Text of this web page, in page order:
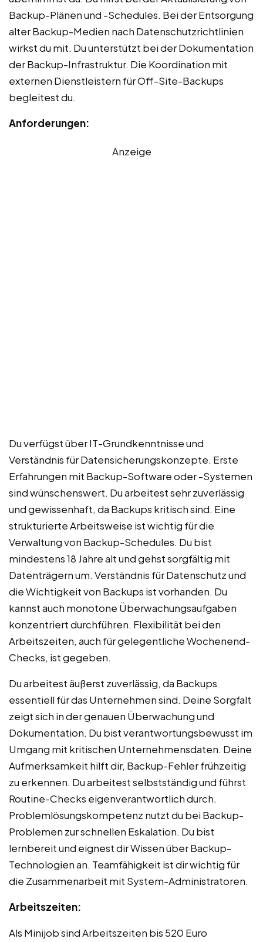
Backup-Plänen und -Schedules. Bei der Entsorgung
alter Backup-Medien nach Datenschutzrichtlinien
wirkst du mit. Du unterstützt bei der Dokumentation
der Backup-Infrastruktur. Die Koordination mit
externen Dienstleistern für Off-Site-Backups
begleitest du.
Anforderungen:
Anzeige
Du verfügst über IT-Grundkenntnisse und
Verständnis für Datensicherungskonzepte. Erste
Erfahrungen mit Backup-Software oder -Systemen
sind wünschenswert. Du arbeitest sehr zuverlässig
und gewissenhaft, da Backups kritisch sind. Eine
strukturierte Arbeitsweise ist wichtig für die
Verwaltung von Backup-Schedules. Du bist
mindestens 18 Jahre alt und gehst sorgfältig mit
Datenträgern um. Verständnis für Datenschutz und
die Wichtigkeit von Backups ist vorhanden. Du
kannst auch monotone Überwachungsaufgaben
konzentriert durchführen. Flexibilität bei den
Arbeitszeiten, auch für gelegentliche Wochenend-
Checks, ist gegeben.
Du arbeitest äußerst zuverlässig, da Backups
essentiell für das Unternehmen sind. Deine Sorgfalt
zeigt sich in der genauen Überwachung und
Dokumentation. Du bist verantwortungsbewusst im
Umgang mit kritischen Unternehmensdaten. Deine
Aufmerksamkeit hilft dir, Backup-Fehler frühzeitig
zu erkennen. Du arbeitest selbstständig und führst
Routine-Checks eigenverantwortlich durch.
Problemlösungskompetenz nutzt du bei Backup-
Problemen zur schnellen Eskalation. Du bist
lernbereit und eignest dir Wissen über Backup-
Technologien an. Teamfähigkeit ist dir wichtig für
die Zusammenarbeit mit System-Administratoren.
Arbeitszeiten:
Als Minijob sind Arbeitszeiten bis 520 Euro